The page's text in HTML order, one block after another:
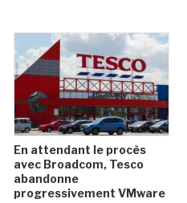
En attendant le procès
avec Broadcom, Tesco
abandonne
progressivement VMware